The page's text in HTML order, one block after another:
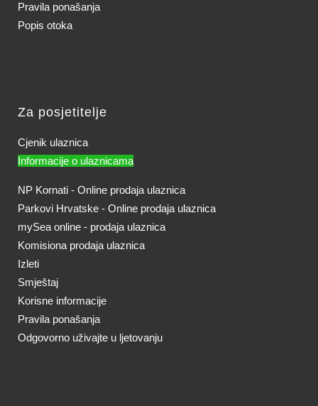
Pravila ponašanja
Popis otoka
Za posjetitelje
Cjenik ulaznica
Informacije o ulaznicama
NP Kornati - Online prodaja ulaznica
Parkovi Hrvatske - Online prodaja ulaznica
mySea online - prodaja ulaznica
Komisiona prodaja ulaznica
Izleti
Smještaj
Korisne informacije
Pravila ponašanja
Odgovorno uživajte u ljetovanju